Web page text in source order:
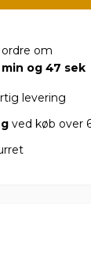
om
og 46 sek
levering
ved køb over